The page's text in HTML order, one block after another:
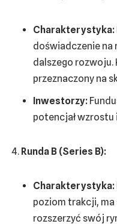
Charakterystyka:
doświadczenie na
dalszego rozwoju.
przeznaczony na
Inwestorzy:
potencjał wzrostu
Runda B (Series B):
Charakterystyka:
poziom trakcji,
rozszerzyć swój